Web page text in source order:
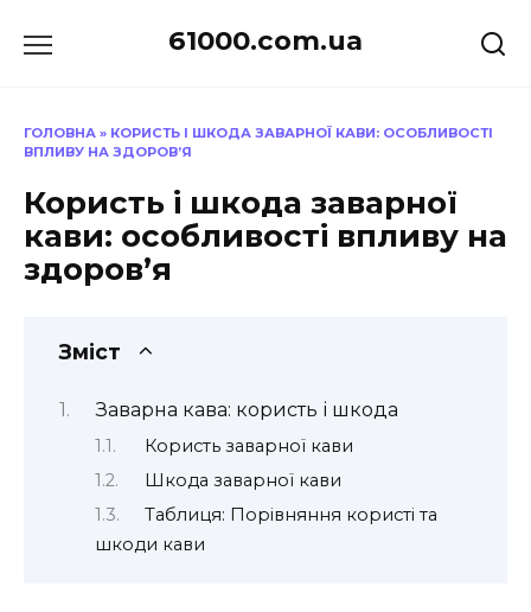
до
61000.com.ua
ГОЛОВНА » КОРИСТЬ І ШКОДА ЗАВАРНОЇ КАВИ: ОСОБЛИВОСТІ
ВПЛИВУ НА ЗДОРОВ’Я
Користь і шкода заварної
кави: особливості впливу на
здоров’я
Зміст
Заварна кава: користь і шкода
Користь заварної кави
Шкода заварної кави
Таблиця: Порівняння користі та
шкоди кави